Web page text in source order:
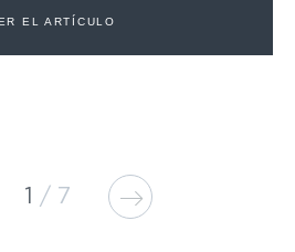
EL ARTÍCULO
1 7